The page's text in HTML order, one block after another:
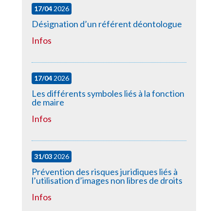
17/042026
Désignation d’un référent déontologue
Infos
17/042026
Les différents symboles liés à la fonction
de maire
Infos
31/032026
Prévention des risques juridiques liés à
l’utilisation d’images non libres de droits
Infos